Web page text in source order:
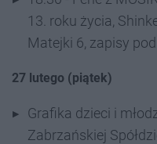
13. roku życia,
Matejki 6, zapisy
27 lutego (piątek)
Grafika dzieci i
Zabrzańskiej